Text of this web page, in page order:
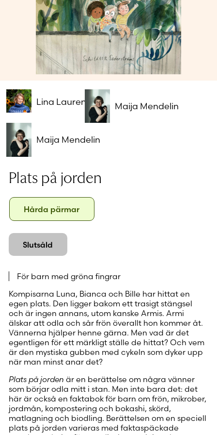
Glömt ditt lösenord?
Har du inget konto?
Skapa nytt konto
Lina Laurent Maija Mendelin
Maija Mendelin
Plats på jorden
Format
Hårda pärmarHårda
pärmar
Slutsåld
För barn med gröna fingrar
Kompisarna Luna, Bianca och Bille har hittat en
egen plats. Den ligger bakom ett trasigt stängsel
och är ingen annans, utom kanske Armis. Armi
älskar att odla och sår frön överallt hon kommer åt.
Vännerna hjälper henne gärna. Men vad är det
egentligen för ett märkligt ställe de hittat? Och vem
är den mystiska gubben med cykeln som dyker upp
när man minst anar det?
Plats på jorden är en berättelse om några vänner
som börjar odla mitt i stan. Men inte bara det: det
här är också en faktabok för barn om frön, mikrober,
jordmån, kompostering och bokashi, skörd,
matlagning och biodling. Berättelsen om en speciell
plats på jorden varieras med faktaspäckade